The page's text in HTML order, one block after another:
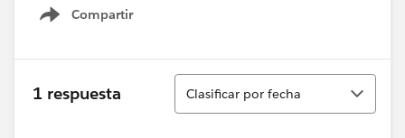
Compartir
Show menu
1 respuesta
Ordenar
Clasificar por fecha